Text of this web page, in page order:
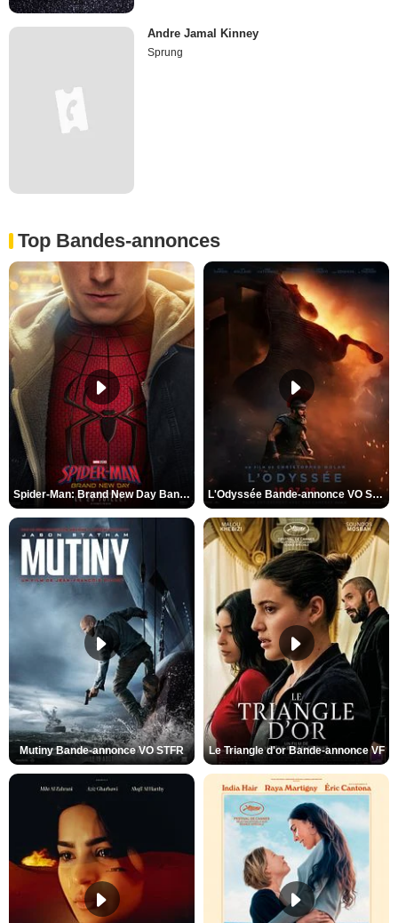
Andre Jamal Kinney
Sprung
Top Bandes-annonces
Spider-Man: Brand New Day Bande-annonce VO STFR L'Odyssée Bande-annonce VO STFR
Mutiny Bande-annonce VO STFR Le Triangle d'or Bande-annonce VF